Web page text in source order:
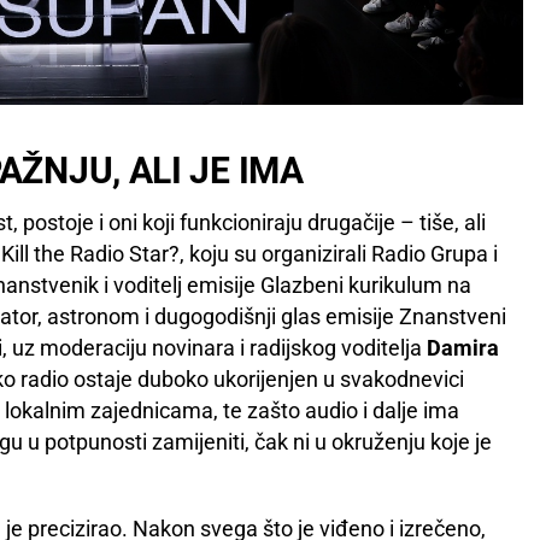
ALI JE IMA
postoje i oni koji funkcioniraju drugačije – tiše, ali
the Radio Star?, koju su organizirali Radio Grupa i
i voditelj emisije Glazbeni kurikulum na
astronom i dugogodišnji glas emisije Znanstveni
uz moderaciju novinara i radijskog voditelja Damira
radio ostaje duboko ukorijenjen u svakodnevici
zajednicama, te zašto audio i dalje ima
u potpunosti zamijeniti, čak ni u okruženju koje je
precizirao. Nakon svega što je viđeno i izrečeno,